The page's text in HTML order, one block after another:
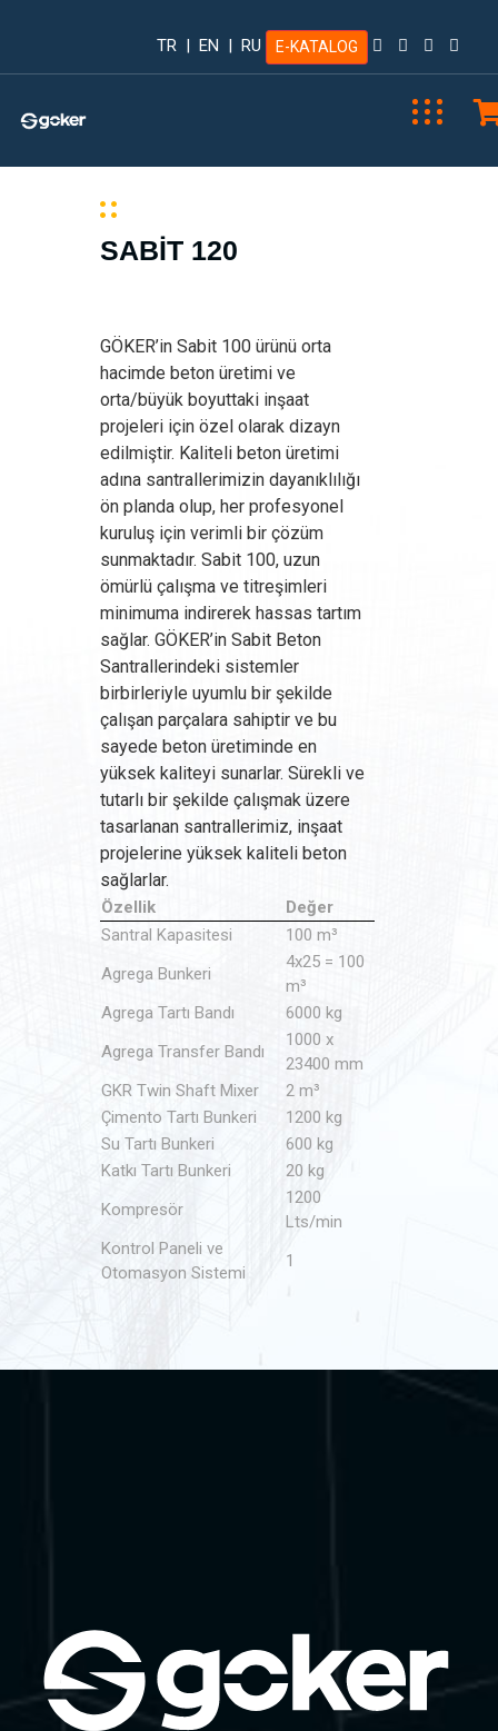
TR | EN | RU E-KATALOG
SABİT 120
GÖKER’in Sabit 100 ürünü orta
hacimde beton üretimi ve
orta/büyük boyuttaki inşaat
projeleri için özel olarak dizayn
edilmiştir. Kaliteli beton üretimi
adına santrallerimizin dayanıklılığı
ön planda olup, her profesyonel
kuruluş için verimli bir çözüm
sunmaktadır. Sabit 100, uzun
ömürlü çalışma ve titreşimleri
minimuma indirerek hassas tartım
sağlar. GÖKER’in Sabit Beton
Santrallerindeki sistemler
birbirleriyle uyumlu bir şekilde
çalışan parçalara sahiptir ve bu
sayede beton üretiminde en
yüksek kaliteyi sunarlar. Sürekli ve
tutarlı bir şekilde çalışmak üzere
tasarlanan santrallerimiz, inşaat
projelerine yüksek kaliteli beton
sağlarlar.
Özellik
Değer
Santral Kapasitesi
100 m³
Agrega Bunkeri
4x25 = 100
m³
Agrega Tartı Bandı
6000 kg
Agrega Transfer Bandı
1000 x
23400 mm
GKR Twin Shaft Mixer
2 m³
Çimento Tartı Bunkeri
1200 kg
Su Tartı Bunkeri
600 kg
Katkı Tartı Bunkeri
20 kg
Kompresör
1200
Lts/min
Kontrol Paneli ve
Otomasyon Sistemi
1